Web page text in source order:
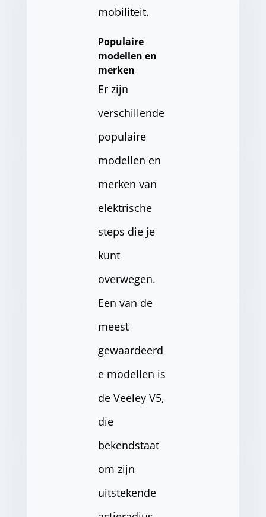
mobiliteit.
Populaire
modellen en
merken
Er zijn
verschillende
populaire
modellen en
merken van
elektrische
steps die je
kunt
overwegen.
Een van de
meest
gewaardeerd
e modellen is
de Veeley V5,
die
bekendstaat
om zijn
uitstekende